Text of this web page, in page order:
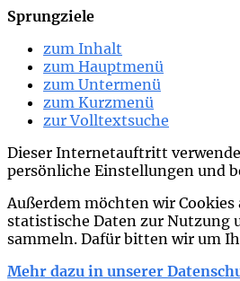
Sprungziele
zum Inhalt
zum Hauptmenü
zum Untermenü
zum Kurzmenü
zur Volltextsuche
Dieser Internetauftritt
persönliche Einstellungen und
Außerdem möchten wir
statistische Daten zur Nutzung
sammeln. Dafür bitten wir um
Mehr dazu in unserer